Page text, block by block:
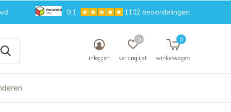
inloggen verlanglijst
0
winkelwagen
0
9.1 1102 beoordelingen